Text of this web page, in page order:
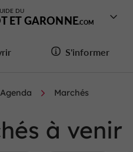
DU
ET GARONNE
S'informer
Agenda Marchés
à venir